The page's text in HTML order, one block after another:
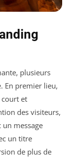
plusieurs
En premier lieu,
court et
des visiteurs,
un message
un titre
de plus de